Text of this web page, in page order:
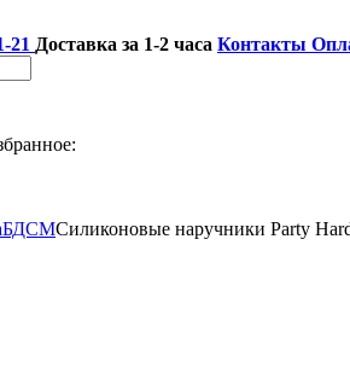
21 Доставка за 1-2 часа Контакты
БДСМСиликоновые наручники Party